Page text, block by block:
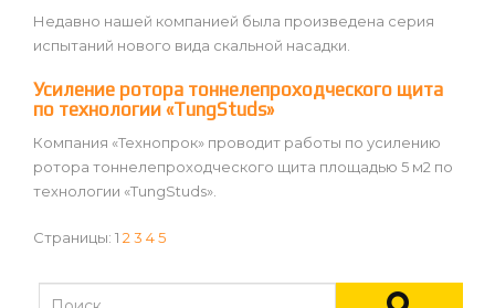
Недавно нашей компанией была произведена серия
испытаний нового вида скальной насадки.
Усиление ротора тоннелепроходческого щита
по технологии «TungStuds»
Компания «Технопрок» проводит работы по усилению
ротора тоннелепроходческого щита площадью 5 м2 по
технологии «TungStuds».
Страницы: 1 2 3 45